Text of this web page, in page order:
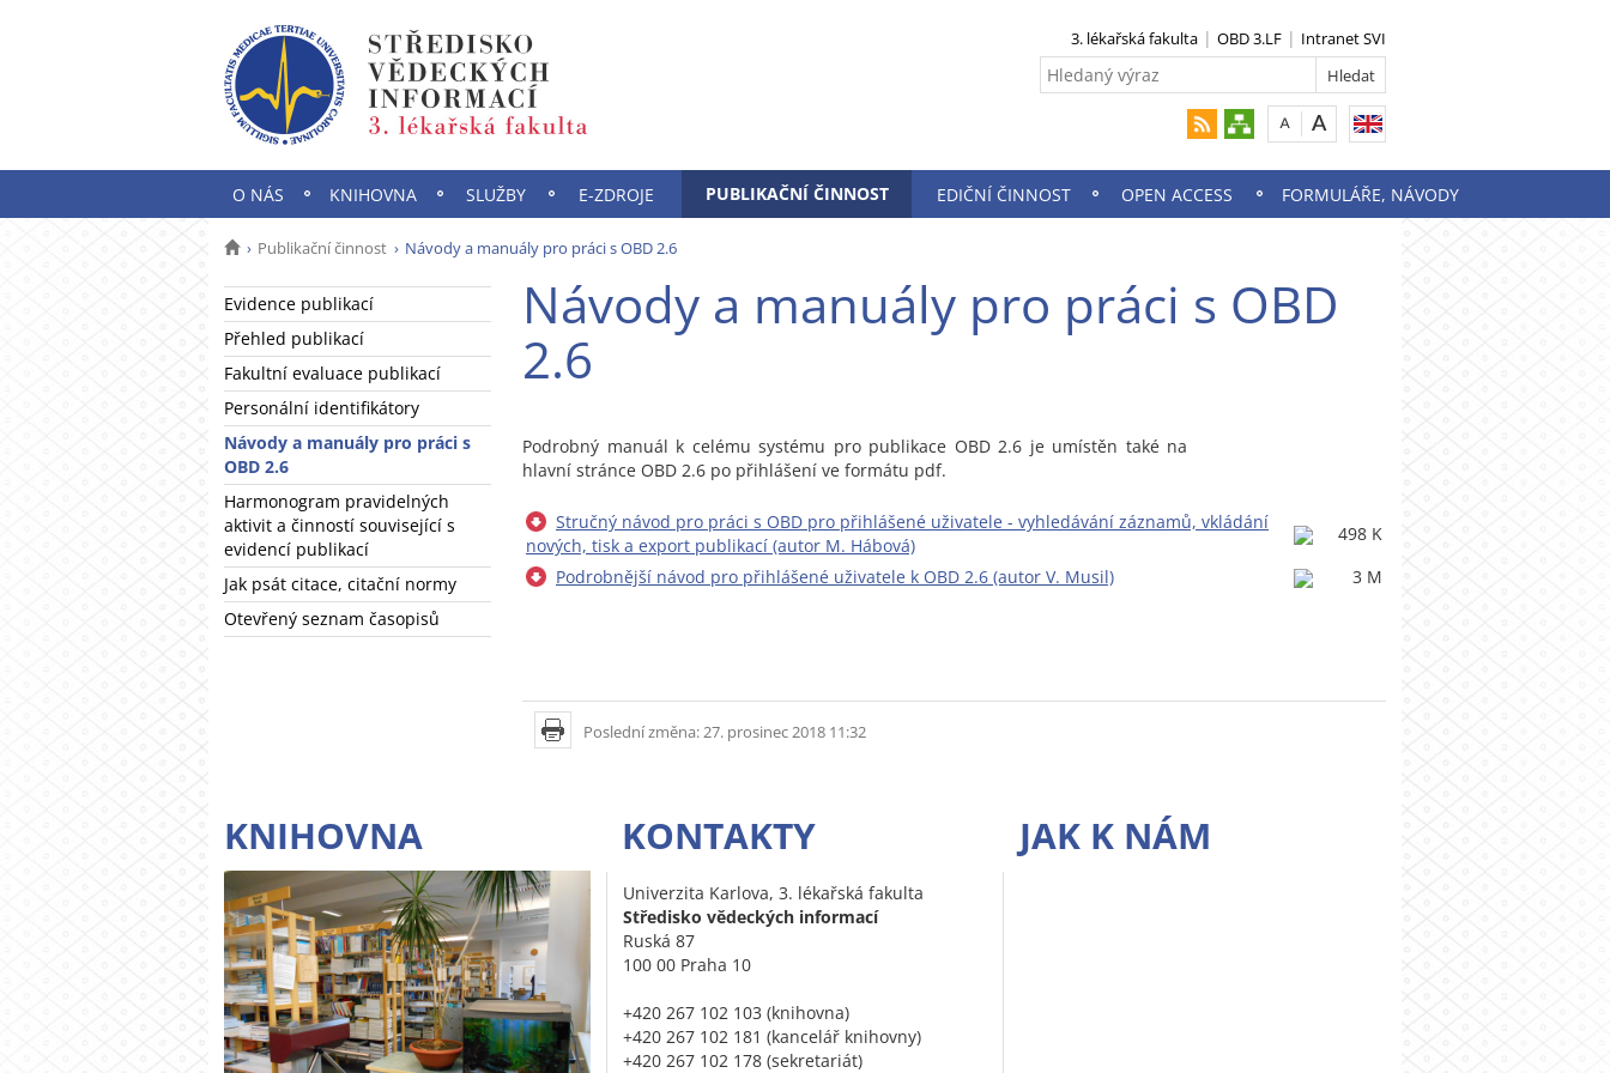
3. lékařská fakulta OBD 3.LF Intranet SVI
O NÁS KNIHOVNA SLUŽBY E-ZDROJE PUBLIKAČNÍ ČINNOST EDIČNÍ ČINNOST OPEN ACCESS FORMULÁŘE, NÁVODY
Publikační činnost Návody a manuály pro práci s OBD 2.6
Evidence publikací
Přehled publikací
Fakultní evaluace publikací
Personální identifikátory
Návody a manuály pro práci s
OBD 2.6
Harmonogram pravidelných
aktivit a činností související s
evidencí publikací
Jak psát citace, citační normy
Otevřený seznam časopisů
Návody a manuály pro práci s OBD
2.6
Podrobný manuál k celému systému pro publikace OBD 2.6 je umístěn také na
hlavní stránce OBD 2.6 po přihlášení ve formátu pdf.
Stručný návod pro práci s OBD pro přihlášené uživatele - vyhledávání záznamů, vkládání
nových, tisk a export publikací (autor M. Hábová)
498 K
Podrobnější návod pro přihlášené uživatele k OBD 2.6 (autor V. Musil)
3 M
Poslední změna: 27. prosinec 2018 11:32
KNIHOVNA KONTAKTY
Univerzita Karlova, 3. lékařská fakulta
Středisko vědeckých informací
Ruská 87
100 00 Praha 10
+420 267 102 103 (knihovna)
+420 267 102 181 (kancelář knihovny)
+420 267 102 178 (sekretariát)
JAK K NÁM